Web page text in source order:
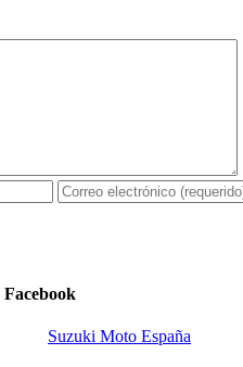
Facebook
Suzuki Moto España